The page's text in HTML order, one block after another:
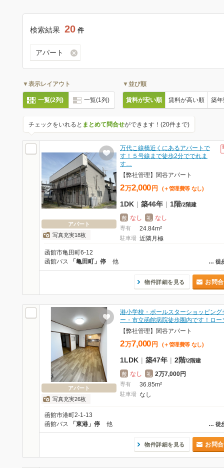
検索結果 20 件
アパート
▼表示レイアウト
一覧(2列) 一覧(1列)
▼並び順
賃料が安い順 賃料が高い順 築
チェックをいれると まとめて問合せができます！(20件まで)
アパート
写真充実18枚
万代こ線橋近くにあるアパートで
す！５号線まで徒歩2分ででれま
す…
【弊社管理】関谷アパート
2万2,000 円 (＋管理費等 なし)
1DK | 築46年 | 1階/2階建
敷 なし 礼 なし
専有 24.84m²
駐車場 近隣月極
函館市亀田町6-12
… 徒
函館バス 「亀田町」停 他
物件詳細を見る お問
アパート
写真充実26枚
港小学校・ポールスターショッピング
ー・市立函館病院徒歩圏内です！ロ
【弊社管理】関谷アパート
2万7,000 円 (＋管理費等 なし)
1LDK | 築47年 | 2階/2階建
敷 なし 礼 2万7,000円
専有 36.85m²
駐車場 なし
函館市港町2-1-13
… 徒
函館バス 「東港」停 他
物件詳細を見る お問